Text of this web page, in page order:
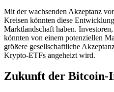
Mit der wachsenden Akzeptanz
Kreisen könnten diese
Marktlandschaft haben.
könnten von einem potenziellen
größere gesellschaftliche
Krypto-ETFs angeheizt wird.
Zukunft der Bitcoin-